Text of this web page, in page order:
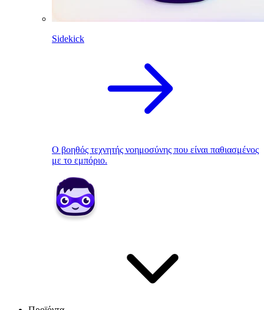
Sidekick
Ο βοηθός τεχνητής νοημοσύνης που είναι παθιασμένος
με το εμπόριο.